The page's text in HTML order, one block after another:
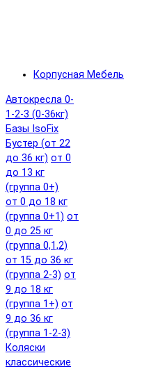
Корпусная Мебель
Автокресла 0-
1-2-3 (0-36кг)
Базы IsoFix
Бустер (от 22
до 36 кг) от 0
до 13 кг
(группа 0+)
от 0 до 18 кг
(группа 0+1) от
0 до 25 кг
(группа 0,1,2)
от 15 до 36 кг
(группа 2-3) от
9 до 18 кг
(группа 1+) от
9 до 36 кг
(группа 1-2-3)
Коляски
классические